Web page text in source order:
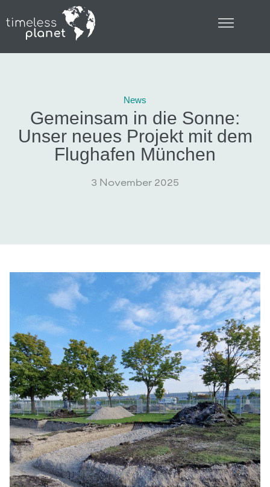
News
Gemeinsam in die Sonne:
Unser neues Projekt mit dem
Flughafen München
3 November 2025